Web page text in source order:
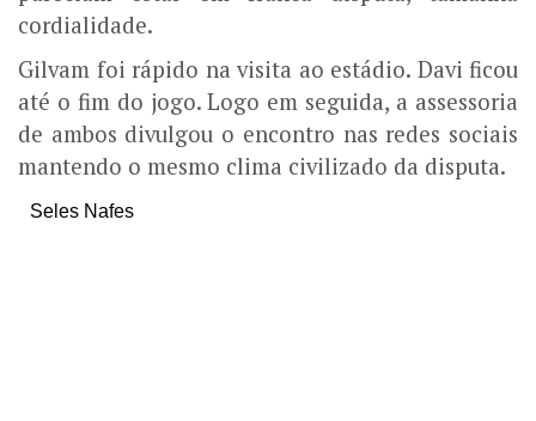
cordialidade.
Gilvam foi rápido na visita ao estádio. Davi ficou
até o fim do jogo. Logo em seguida, a assessoria
de ambos divulgou o encontro nas redes sociais
mantendo o mesmo clima civilizado da disputa.
Seles Nafes